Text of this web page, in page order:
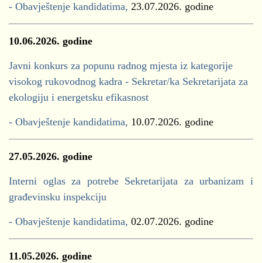
- Obavještenje kandidatima, 23.07.2026. godine
10.06.2026. godine
Javni konkurs za popunu radnog mjesta iz kategorije
visokog rukovodnog kadra - Sekretar/ka Sekretarijata za
ekologiju i energetsku efikasnost
- Obavještenje kandidatima, 10.07.2026. godine
27.05.2026. godine
Interni oglas za potrebe Sekretarijata za urbanizam i
građevinsku inspekciju
- Obavještenje kandidatima, 02.07.2026. godine
11.05.2026. godine